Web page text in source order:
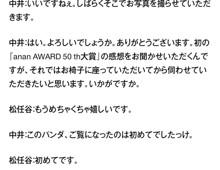
中井：いいですねぇ。しばらくそこでお写真を撮らせていただ
きます。
中井：はい。よろしいでしょうか。ありがとうございます。初の
『anan AWARD 50 th大賞』の感想をお聞かせいただくんで
すが、それではお椅子に座っていただいてから伺わせてい
ただきたいと思います。いかがですか。
松任谷：もうめちゃくちゃ嬉しいです。
中井：このパンダ、ご覧になったのは初めてでしたっけ。
松任谷：初めてです。